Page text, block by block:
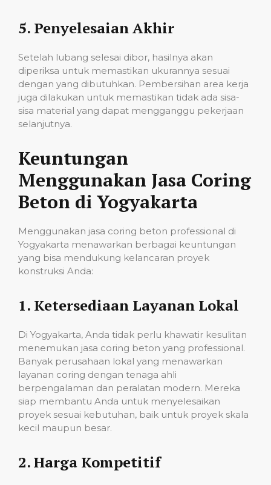
5. Penyelesaian Akhir
Setelah lubang selesai dibor, hasilnya akan
diperiksa untuk memastikan ukurannya sesuai
dengan yang dibutuhkan. Pembersihan area kerja
juga dilakukan untuk memastikan tidak ada sisa-
sisa material yang dapat mengganggu pekerjaan
selanjutnya.
Keuntungan
Menggunakan Jasa Coring
Beton di Yogyakarta
Menggunakan jasa coring beton professional di
Yogyakarta menawarkan berbagai keuntungan
yang bisa mendukung kelancaran proyek
konstruksi Anda:
1. Ketersediaan Layanan Lokal
Di Yogyakarta, Anda tidak perlu khawatir kesulitan
menemukan jasa coring beton yang professional.
Banyak perusahaan lokal yang menawarkan
layanan coring dengan tenaga ahli
berpengalaman dan peralatan modern. Mereka
siap membantu Anda untuk menyelesaikan
proyek sesuai kebutuhan, baik untuk proyek skala
kecil maupun besar.
2.Harga Kompetitif